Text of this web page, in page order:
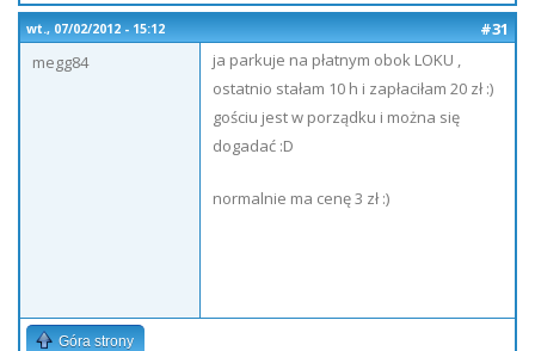
wt., 07/02/2012 - 15:12
#31
megg84
ja parkuje na płatnym obok LOKU ,
ostatnio stałam 10 h i zapłaciłam 20 zł :)
gościu jest w porządku i można się
dogadać :D
normalnie ma cenę 3 zł :)
Góra strony